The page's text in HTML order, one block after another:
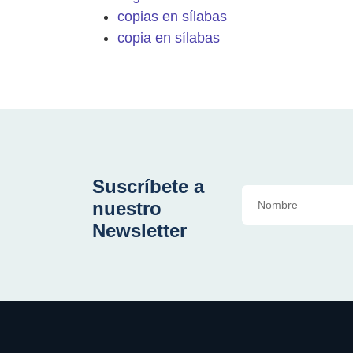
copias en sílabas
copia en sílabas
Suscríbete a
nuestro
Newsletter